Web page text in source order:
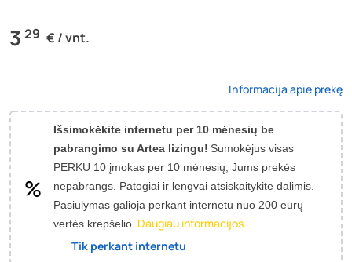
3 29 € / vnt.
Informacija apie prekę
Išsimokėkite internetu per 10 mėnesių be
pabrangimo su Artea lizingu! Sumokėjus visas
PERKU 10 įmokas per 10 mėnesių, Jums prekės
nepabrangs. Patogiai ir lengvai atsiskaitykite dalimis.
Pasiūlymas galioja perkant internetu nuo 200 eurų
vertės krepšelio. Daugiau informacijos.
Tik perkant internetu